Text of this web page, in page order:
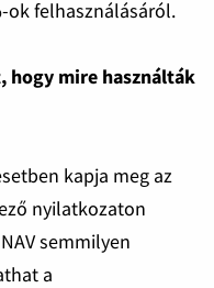
ok felhasználásáról.
hogy mire használták
kapja meg az
nyilatkozaton
semmilyen
a